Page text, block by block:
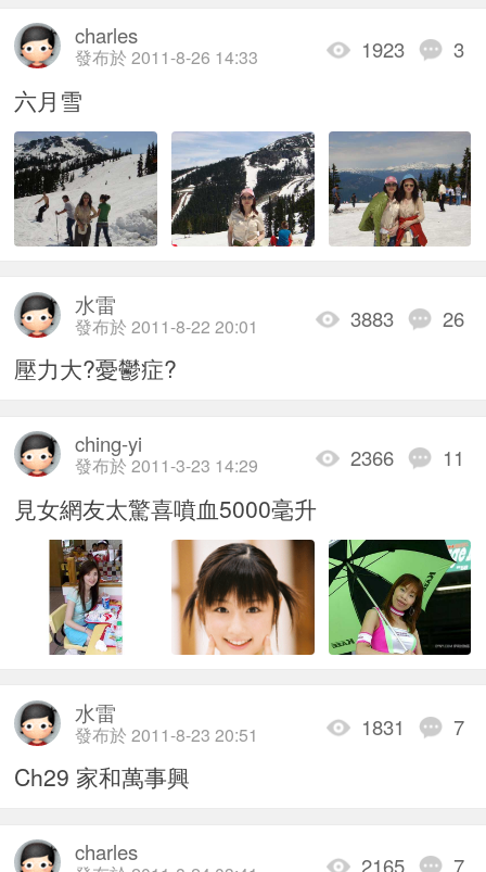
1923 3
charles
發布於 2011-8-26 14:33
六月雪
3883 26
水雷
發布於 2011-8-22 20:01
壓力大?憂鬱症?
2366 11
ching-yi
發布於 2011-3-23 14:29
見女網友太驚喜噴血5000毫升
1831 7
水雷
發布於 2011-8-23 20:51
Ch29 家和萬事興
2165 7
charles